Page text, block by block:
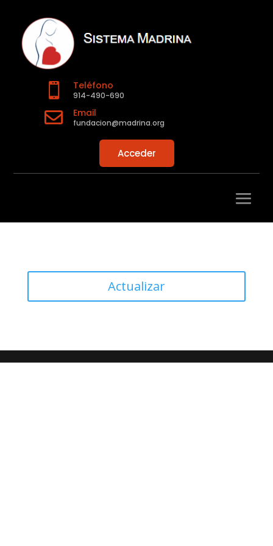
 Teléfono
914-490-690
 Email
fundacion@madrina.org
Acceder
Actualizar